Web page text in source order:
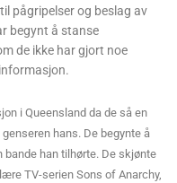
pågripelser og beslag av
begynt å stanse
de ikke har gjort noe
i Queensland da de så en
hans. De begynte å
han tilhørte. De skjønte
TV-serien Sons of Anarchy,